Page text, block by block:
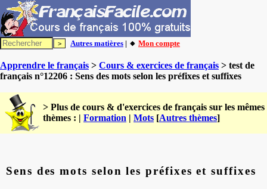
Autres matières | 🔸 Mon compte
Apprendre le français > Cours & exercices de français > test de
français n°12206 : Sens des mots selon les préfixes et suffixes
> Plus de cours & d'exercices de français sur les mêmes
thèmes : | Formation | Mots [Autres thèmes]
Sens des mots selon les préfixes et suffixes